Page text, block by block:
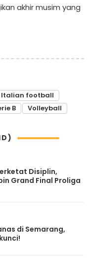
akhir musim yang
Italian football
B Volleyball
Disiplin,
Grand Final Proliga
di Semarang,